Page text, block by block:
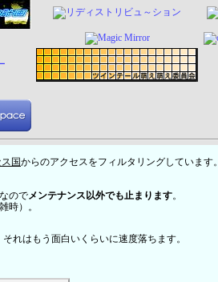
国からのアクセスをフィルタリングしています。
のでメンテナンス以外でも止まります。
時）。
それはもう面白いくらいに速度落ちます。